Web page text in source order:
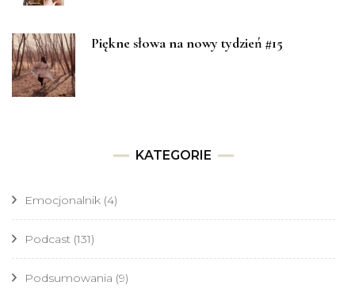
Piękne słowa na nowy tydzień #15
KATEGORIE
Emocjonalnik (4)
Podcast (131)
Podsumowania (9)